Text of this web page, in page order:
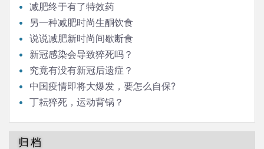
减肥终于有了特效药
另一种减肥时尚生酮饮食
说说减肥新时尚间歇断食
新冠感染会导致猝死吗？
究竟有没有新冠后遗症？
中国疫情即将大爆发，要怎么自保?
丁耘猝死，运动背锅？
归档